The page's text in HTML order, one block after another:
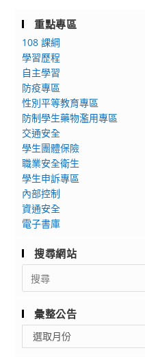
重點專區
108 課綱
學習歷程
自主學習
防疫專區
性別平等教育專區
防制學生藥物濫用專區
交通安全
學生團體保險
職業安全衛生
學生申訴專區
內部控制
資通安全
電子書庫
搜尋網站
Search
for:
彙整公告
整
選取月份